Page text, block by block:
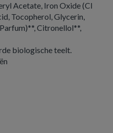
Acetate, Iron Oxide (CI
Tocopherol, Glycerin,
Citronellol**,
biologische teelt.